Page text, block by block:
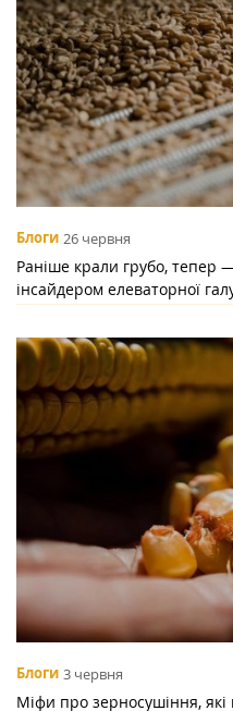
Блоги 26 червня
Раніше крали грубо, тепер
інсайдером елеваторної
Блоги 3 червня
Міфи про зерносушіння,